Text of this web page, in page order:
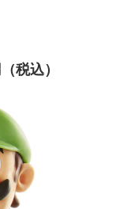
税込）